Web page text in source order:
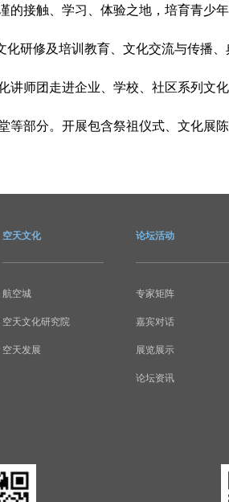
的接触、学习、体验之地，培育青少
研修及培训教育、文化交流与传播、
讲师团走进企业、学校、社区系列文
等部分。开展包含祭祖仪式、文化展
空天文化
航空城
空天文化研究院
空天发展
论坛活动
专家矩阵
嘉宾对话
展览展示
论坛资讯